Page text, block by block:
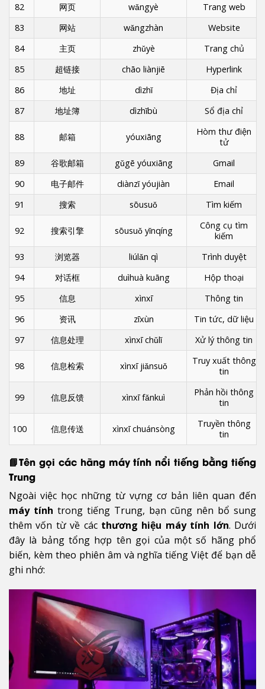
82 网页 wǎngyè
Trang web
83
网站 wǎngzhàn
Website
84
主页 zhǔyè
Trang chủ
85
超链接 chāo liànjiē
Hyperlink
86
地址 dìzhǐ
Địa chỉ
87
地址簿 dìzhǐbù Sổ địa chỉ
88 邮箱 yóuxiāng
Hòm thư điện
tử
89
谷歌邮箱 gǔgē yóuxiāng
Gmail
90
电子邮件 diànzǐ yóujiàn
Email
91
搜索 sōusuǒ Tìm kiếm
92 搜索引擎 sōusuǒ yǐnqíng
Công cụ tìm
kiếm
93
浏览器 liúlǎn qì
Trình duyệt
94
对话框 duìhuà kuāng
Hộp thoại
95
信息 xìnxī
Thông tin
96
资讯 zīxùn
Tin tức, dữ liệu
97
信息处理 xìnxī chǔlǐ Xử lý thông tin
98 信息检索 xìnxī jiǎnsuǒ
Truy xuất thông
tin
99 信息反馈 xìnxī fǎnkuì
Phản hồi thông
tin
100 信息传送 xìnxī chuánsòng
Truyền thông
tin
📘Tên gọi các hãng máy tính nổi tiếng bằng tiếng
Trung
Ngoài việc học những từ vựng cơ bản liên quan đến
máy tính trong tiếng Trung, bạn cũng nên bổ sung
thêm vốn từ về các thương hiệu máy tính lớn. Dưới
đây là bảng tổng hợp tên gọi của một số hãng phổ
biến, kèm theo phiên âm và nghĩa tiếng Việt để bạn dễ
ghi nhớ: